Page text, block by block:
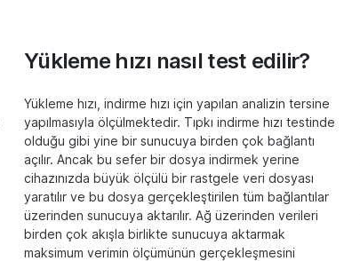
Yükleme hızı nasıl test edilir?
Yükleme hızı, indirme hızı için yapılan analizin tersine
yapılmasıyla ölçülmektedir. Tıpkı indirme hızı testinde
olduğu gibi yine bir sunucuya birden çok bağlantı
açılır. Ancak bu sefer bir dosya indirmek yerine
cihazınızda büyük ölçülü bir rastgele veri dosyası
yaratılır ve bu dosya gerçekleştirilen tüm bağlantılar
üzerinden sunucuya aktarılır. Ağ üzerinden verileri
birden çok akışla birlikte sunucuya aktarmak
maksimum verimin ölçümünün gerçekleşmesini